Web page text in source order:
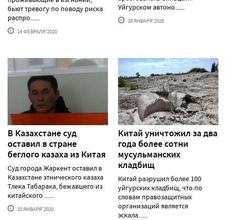
бьют тревогу по поводу риска
распро......
14 ФЕВРАЛЯ'2020
Уйгурском автоно......
28 ЯНВАРЯ'2020
В Казахстане суд
оставил в стране
беглого казаха из Китая
Суд города Жаркент оставил в
Казахстане этнического казаха
Тлека Табарака, бежавшего из
китайского ......
20 ЯНВАРЯ'2020
Китай уничтожил за два
года более сотни
мусульманских
кладбищ
Китай разрушил более 100
уйгурских кладбищ, что по
словам правозащитных
организаций является
эскала......